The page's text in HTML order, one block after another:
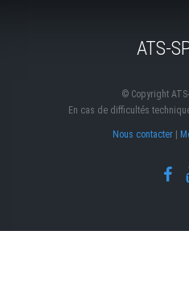
ATS-
© Copyright
En cas de difficultés
Nous contacter|